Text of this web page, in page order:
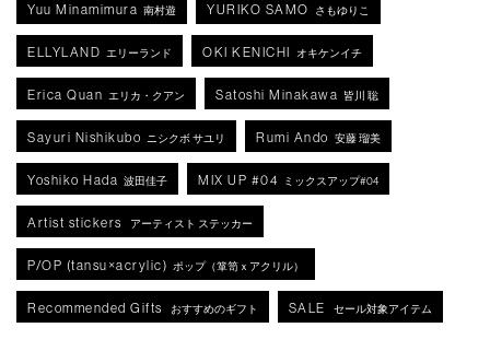
Yuu Minamimura 南村遊 YURIKO SAMO さもゆりこ
ELLYLAND エリーランド OKI KENICHI オキケンイチ
Erica Quan エリカ・クアン Satoshi Minakawa 皆川 聡
Sayuri Nishikubo ニシクボ サユリ Rumi Ando 安藤 瑠美
Yoshiko Hada 波田佳子 MIX UP #04 ミックスアップ#04
Artist stickers アーティスト ステッカー
P/OP (tansu×acrylic) ポップ（箪笥ｘアクリル）
Recommended Gifts おすすめのギフト SALE セール対象アイテム